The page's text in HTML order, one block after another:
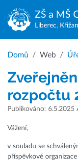
ZŠ a MŠ
Liberec,
Domů Web
rozpočtu
Publikováno: 6.5.2025
Vážení,
v souladu se
příspěvkové